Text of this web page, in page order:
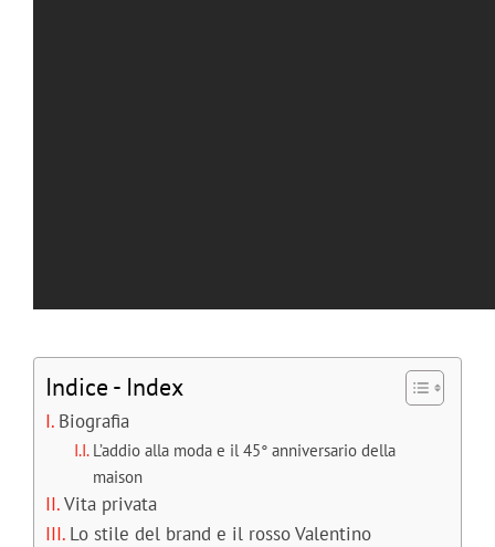
Indice - Index
Biografia
L’addio alla moda e il 45° anniversario della
maison
Vita privata
Lo stile del brand e il rosso Valentino